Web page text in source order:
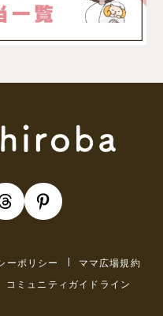
ーポリシー
ママ広場規約
コミュニティガイドライン